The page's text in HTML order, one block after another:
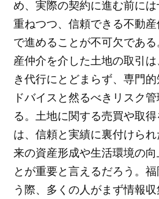
め、実際の契約に進む前に
重ねつつ、信頼できる不動
で進めることが不可欠であ
産仲介を介した土地の取引
き代行にとどまらず、専門
ドバイスと然るべきリスク
る。土地に関する売買や取
は、信頼と実績に裏付けら
来の資産形成や生活環境の
とが重要と言えるだろう。
う際、多くの人がまず情報収